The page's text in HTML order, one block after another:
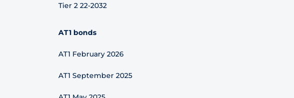
Tier 2 22-2032
AT1 bonds
AT1 February 2026
AT1 September 2025